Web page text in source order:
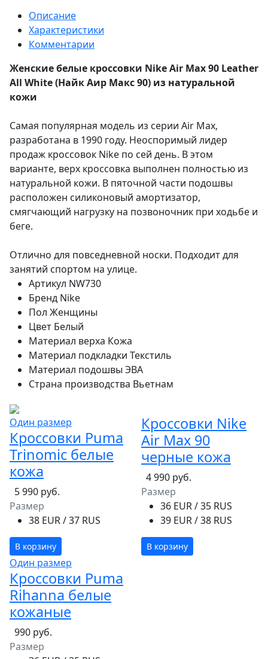
Описание
Характеристики
Комментарии
Женские белые кроссовки Nike Air Max 90 Leather
All White (Найк Аир Макс 90) из натуральной
кожи
Самая популярная модель из серии Air Max,
разработана в 1990 году. Неоспоримый лидер
продаж кроссовок Nike по сей день. В этом
варианте, верх кроссовка выполнен полностью из
натуральной кожи. В пяточной части подошвы
расположен силиконовый амортизатор,
смягчающий нагрузку на позвоночник при ходьбе и
беге.
Отлично для повседневной носки. Подходит для
занятий спортом на улице.
Артикул NW730
Бренд Nike
Пол Женщины
Цвет Белый
Материал верха Кожа
Материал подкладки Текстиль
Материал подошвы ЭВА
Страна производства Вьетнам
Один размер
Кроссовки Puma
Trinomic белые
кожа
5 990 руб.
Размер
38 EUR / 37 RUS
В корзину
Кроссовки Nike
Air Max 90
черные кожа
4 990 руб.
Размер
36 EUR / 35 RUS
39 EUR / 38 RUS
В корзину
Один размер
Кроссовки Puma
Rihanna белые
кожаные
990 руб.
Размер